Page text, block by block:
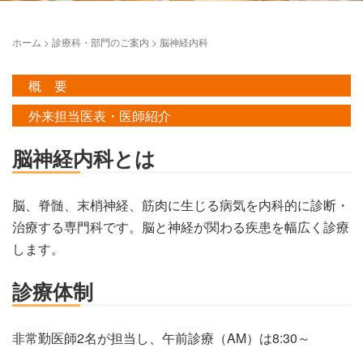
ホーム > 診療科・部門のご案内 > 脳神経内科
概 要
外来担当医表・医師紹介
脳神経内科とは
脳、脊髄、末梢神経、筋肉に生じる病気を内科的に診断・
治療する専門科です。脳と神経が関わる疾患を幅広く診療
します。
診療体制
非常勤医師2名が担当し、午前診療（AM）は8:30～